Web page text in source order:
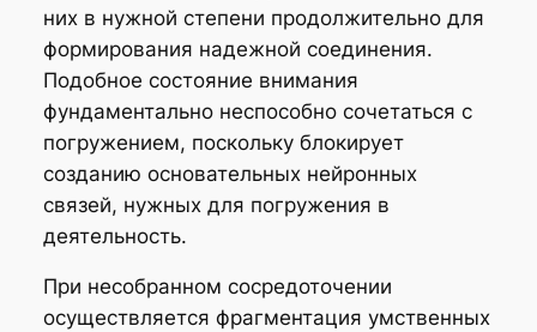
них в нужной степени продолжительно для
формирования надежной соединения.
Подобное состояние внимания
фундаментально неспособно сочетаться с
погружением, поскольку блокирует
созданию основательных нейронных
связей, нужных для погружения в
деятельность.
При несобранном сосредоточении
осуществляется фрагментация умственных